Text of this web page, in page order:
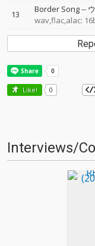
13 Border Song--
wav,flac,alac:
Like! 0
Interviews/